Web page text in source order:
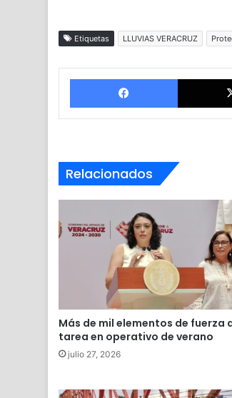
Etiquetas LLUVIAS VERACRUZ
Facebook
Relacionados
Más de mil elementos de fuerza
tarea en operativo de verano
julio 27, 2026